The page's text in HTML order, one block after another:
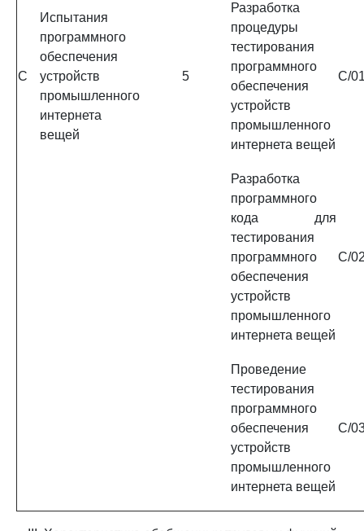
C
Испытания
программного
обеспечения
устройств
промышленного
интернета
вещей
5
Разработка
процедуры
тестирования
программного
обеспечения
устройств
промышленного
интернета вещей
C/
Разработка
программного
кода для
тестирования
программного
обеспечения
устройств
промышленного
интернета вещей
C/
Проведение
тестирования
программного
обеспечения
устройств
промышленного
интернета вещей
C/